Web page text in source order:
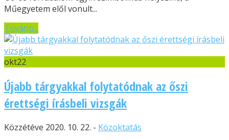
Műegyetem elől vonult...
Tovább...
okt22
Újabb tárgyakkal folytatódnak az őszi
érettségi írásbeli vizsgák
Közzétéve 2020. 10. 22. - Közoktatás